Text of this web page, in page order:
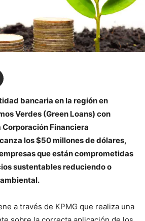
bancaria en la región en
Verdes (Green Loans) con
Financiera
los $50 millones de dólares,
que están comprometidas
sustentables reduciendo o
a través de KPMG que realiza una